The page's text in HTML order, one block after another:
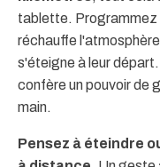
tablette. Programmez
réchauffe
s'éteigne à leur
confère un pouvoir de
main.
Pensez à éteindre